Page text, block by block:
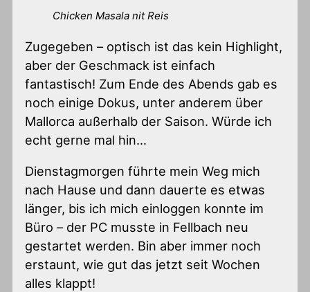
Chicken Masala nit Reis
Zugegeben – optisch ist das kein Highlight,
aber der Geschmack ist einfach
fantastisch! Zum Ende des Abends gab es
noch einige Dokus, unter anderem über
Mallorca außerhalb der Saison. Würde ich
echt gerne mal hin…
Dienstagmorgen führte mein Weg mich
nach Hause und dann dauerte es etwas
länger, bis ich mich einloggen konnte im
Büro – der PC musste in Fellbach neu
gestartet werden. Bin aber immer noch
erstaunt, wie gut das jetzt seit Wochen
alles klappt!